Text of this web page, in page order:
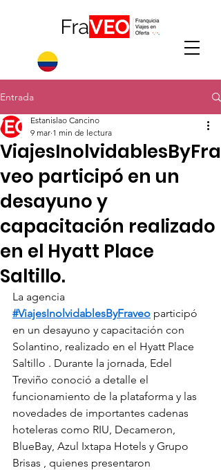
Entrada
ViajesInolvidablesByFra
veo participó en un
desayuno y
capacitación realizado
en el Hyatt Place
Saltillo.
Estanislao Cancino
9 mar 1 min de lectura
La agencia
#ViajesInolvidablesByFraveo participó
en un desayuno y capacitación con
Solantino, realizado en el Hyatt Place
Saltillo . Durante la jornada, Edel
Treviño conoció a detalle el
funcionamiento de la plataforma y las
novedades de importantes cadenas
hoteleras como RIU, Decameron,
BlueBay, Azul Ixtapa Hotels y Grupo
Brisas , quienes presentaron